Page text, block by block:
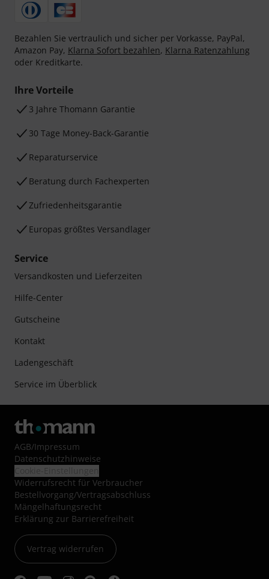
Bezahlen Sie vertraulich und sicher per Vorkasse, PayPal,
Amazon Pay, Klarna Sofort bezahlen, Klarna Ratenzahlung
oder Kreditkarte.
Ihre Vorteile
3 Jahre Thomann Garantie
30 Tage Money-Back-Garantie
Reparaturservice
Beratung durch Fachexperten
Zufriedenheitsgarantie
Europas größtes Versandlager
Service
Versandkosten und Lieferzeiten
Hilfe-Center
Gutscheine
Kontakt
Ladengeschäft
Service im Überblick
AGB/Impressum
Datenschutzhinweise
Widerrufsrecht für Verbraucher
Bestellvorgang/Vertragsabschluss
Mängelhaftungsrecht
Erklärung zur Barrierefreiheit
Vertrag widerrufen